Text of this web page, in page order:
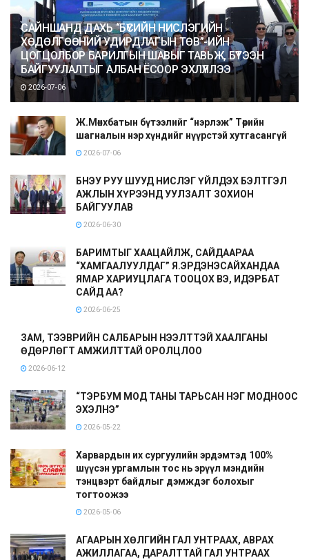
САЙНШАНД ДАХЬ “БҮСИЙН НИСЛЭГИЙН
ХӨДӨЛГӨӨНИЙ УДИРДЛАГЫН ТӨВ”-ИЙН
ЦОГЦОЛБОР БАРИЛГЫН ШАВЫГ ТАВЬЖ, БҮТЭЭН
БАЙГУУЛАЛТЫГ АЛБАН ЁСООР ЭХЛҮҮЛЛЭЭ
2026-07-06
Ж.Мөнхбатын бүтээлийг “нэрлэж” Төрийн
шагналын нэр хүндийг нүүрстэй хутгасангүй
2026-07-06
БНЭУ РУУ ШУУД НИСЛЭГ ҮЙЛДЭХ БЭЛТГЭЛ
АЖЛЫН ХҮРЭЭНД УУЛЗАЛТ ЗОХИОН
БАЙГУУЛАВ
2026-06-30
БАРИМТЫГ ХААЦАЙЛЖ, САЙДААРАА
“ХАМГААЛУУЛДАГ” Я.ЭРДЭНЭСАЙХАНДАА
ЯМАР ХАРИУЦЛАГА ТООЦОХ ВЭ, ИДЭРБАТ
САЙД АА?
2026-06-25
ЗАМ, ТЭЭВРИЙН САЛБАРЫН НЭЭЛТТЭЙ ХААЛГАНЫ
ӨДӨРЛӨГТ АМЖИЛТТАЙ ОРОЛЦЛОО
2026-06-12
“ТЭРБУМ МОД ТАНЫ ТАРЬСАН НЭГ МОДНООС
ЭХЭЛНЭ”
2026-05-22
Харвардын их сургуулийн эрдэмтэд 100%
шүүсэн ургамлын тос нь эрүүл мэндийн
тэнцвэрт байдлыг дэмждэг болохыг
тогтоожээ
2026-05-06
АГААРЫН ХӨЛГИЙН ГАЛ УНТРААХ, АВРАХ
АЖИЛЛАГАА, ДАРАЛТТАЙ ГАЛ УНТРААХ